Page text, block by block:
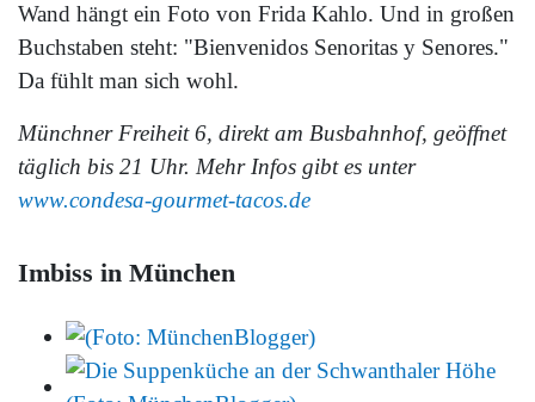
Wand hängt ein Foto von Frida Kahlo. Und in großen
Buchstaben steht: "Bienvenidos Senoritas y Senores."
Da fühlt man sich wohl.
Münchner Freiheit 6, direkt am Busbahnhof, geöffnet
täglich bis 21 Uhr. Mehr Infos gibt es unter
www.condesa-gourmet-tacos.de
Imbiss in München